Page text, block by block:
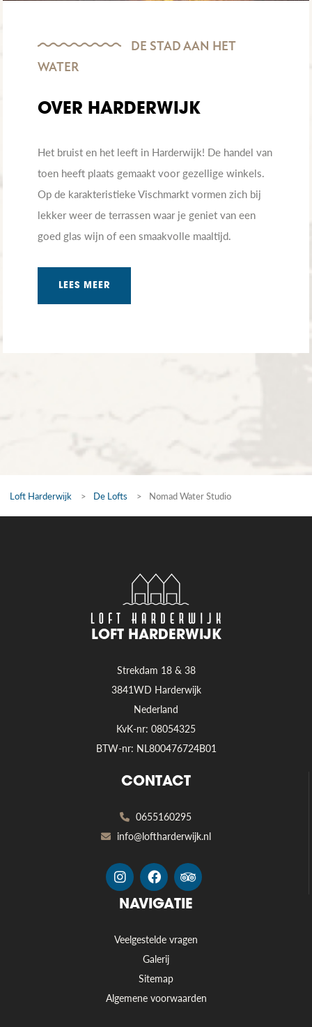
DE STAD AAN HET
WATER
OVER HARDERWIJK
Het bruist en het leeft in Harderwijk! De handel van
toen heeft plaats gemaakt voor gezellige winkels.
Op de karakteristieke Vischmarkt vormen zich bij
lekker weer de terrassen waar je geniet van een
goed glas wijn of een smaakvolle maaltijd.
LEES MEER
Loft Harderwijk > De Lofts > Nomad Water Studio
LOFT HARDERWIJK
Strekdam 18 & 38
3841WD Harderwijk
Nederland
KvK-nr: 08054325
BTW-nr: NL800476724B01
CONTACT
0655160295
info@loftharderwijk.nl
NAVIGATIE
Veelgestelde vragen
Galerij
Sitemap
Algemene voorwaarden